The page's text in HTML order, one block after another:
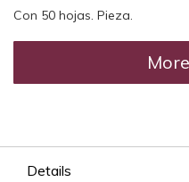
Con 50 hojas. Pieza.
Details